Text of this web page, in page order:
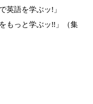
英語を学ぶッ!」
もっと学ぶッ!!」（集